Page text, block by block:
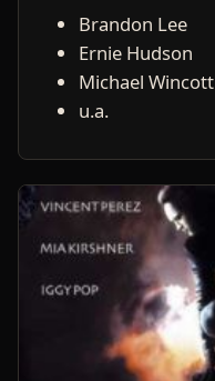
Brandon Lee
Ernie Hudson
Michael Wincott
u.a.